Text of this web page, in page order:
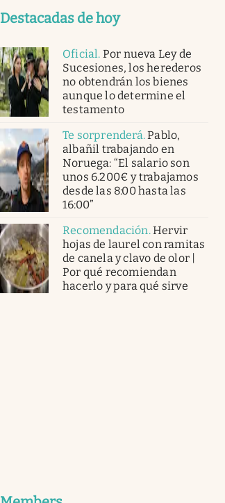
Destacadas de hoy
Oficial. Por nueva Ley de
Sucesiones, los herederos
no obtendrán los bienes
aunque lo determine el
testamento
Te sorprenderá.Pablo,
albañil trabajando en
Noruega: “El salario son
unos 6.200€ y trabajamos
desde las 8:00 hasta las
16:00”
Recomendación.Hervir
hojas de laurel con ramitas
de canela y clavo de olor |
Por qué recomiendan
hacerlo y para qué sirve